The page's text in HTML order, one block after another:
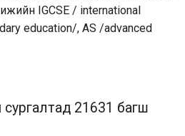
IGCSE / international
education/, AS /advanced
21631 багш